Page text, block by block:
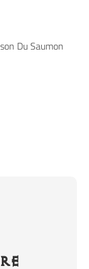
Du Saumon